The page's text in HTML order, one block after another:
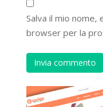
Salva il mio nome,
browser per la